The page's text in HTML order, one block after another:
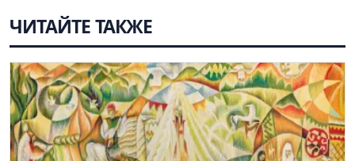
ЧИТАЙТЕ ТАКЖЕ